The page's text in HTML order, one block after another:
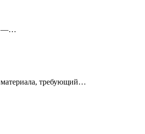
—…
материала, требующий…